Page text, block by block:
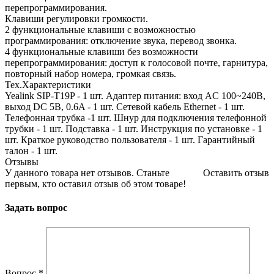
перепрограммирования.
Клавиши регулировки громкости.
2 функциональные клавиши с возможностью
программирования: отключение звука, перевод звонка.
4 функциональные клавиши без возможности
перепрограммирования: доступ к голосовой почте, гарнитура,
повторный набор номера, громкая связь.
Тех.Характеристики
Yealink SIP-T19P - 1 шт. Адаптер питания: вход AC 100~240В,
выход DC 5B, 0.6A - 1 шт. Сетевой кабель Ethernet - 1 шт.
Телефонная трубка -1 шт. Шнур для подключения телефонной
трубки - 1 шт. Подставка - 1 шт. Инструкция по установке - 1
шт. Краткое руководство пользователя - 1 шт. Гарантийный
талон - 1 шт.
Отзывы
Оставить отзыв
У данного товара нет отзывов. Станьте
первым, кто оставил отзыв об этом товаре!
Задать вопрос